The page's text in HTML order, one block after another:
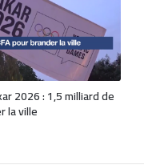
2026 : 1,5 milliard de
la ville